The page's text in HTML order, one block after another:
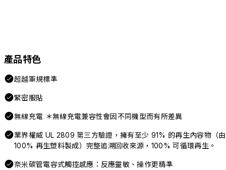
產品特色
超越軍規標準
緊密服貼
無線充電 ＊無線充電兼容性會因不同機型而有所差異
業界權威 UL 2809 第三方驗證，擁有至少 91% 的再生內容物（由
100% 再生塑料製成）完整追溯回收來源，100% 可循環再生。
奈米碳管電容式觸控感應：反應靈敏、操作更精準